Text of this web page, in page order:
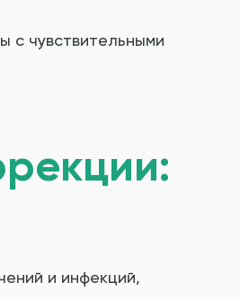
с чувствительными
и инфекций,